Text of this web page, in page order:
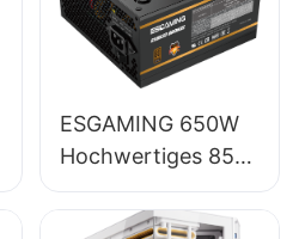
ESGAMING 650W
Hochwertiges 85%
Wirkungsgrad
Vollmodul 80+